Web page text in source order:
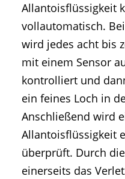
Allantoisflüssigkeit
vollautomatisch.
wird jedes acht bis
mit einem Sensor
kontrolliert und
ein feines Loch in
Anschließend wird
Allantoisflüssigkeit
überprüft. Durch
einerseits das